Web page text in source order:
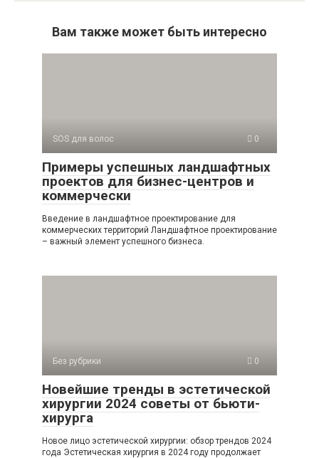
Вам также может быть интересно
SOS для волос 0
Примеры успешных ландшафтных
проектов для бизнес-центров и
коммерчески
Введение в ландшафтное проектирование для
коммерческих территорий Ландшафтное проектирование
– важный элемент успешного бизнеса.
Без рубрики 0
Новейшие тренды в эстетической
хирургии 2024 советы от бьюти-
хирурга
Новое лицо эстетической хирургии: обзор трендов 2024
года Эстетическая хирургия в 2024 году продолжает